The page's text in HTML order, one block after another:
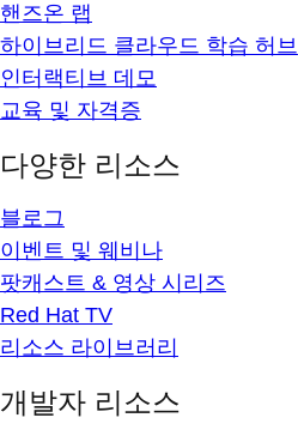
핸즈온 랩
하이브리드 클라우드 학습 허브
인터랙티브 데모
교육 및 자격증
다양한 리소스
블로그
이벤트 및 웨비나
팟캐스트 & 영상 시리즈
Red Hat TV
리소스 라이브러리
개발자 리소스